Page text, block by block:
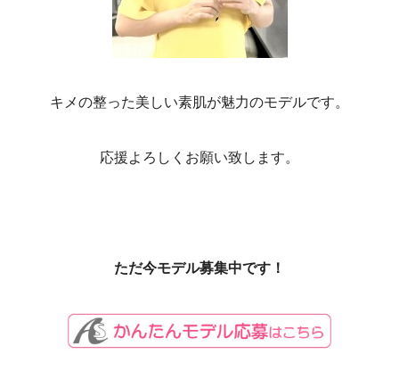
キメの整った美しい素肌が魅力のモデルです。
応援よろしくお願い致します。
ただ今モデル募集中です！